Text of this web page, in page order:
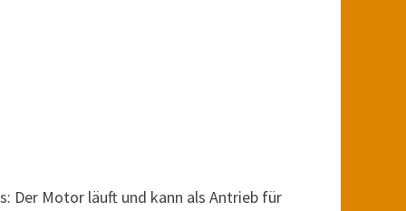
Der Motor läuft und kann als Antrieb für